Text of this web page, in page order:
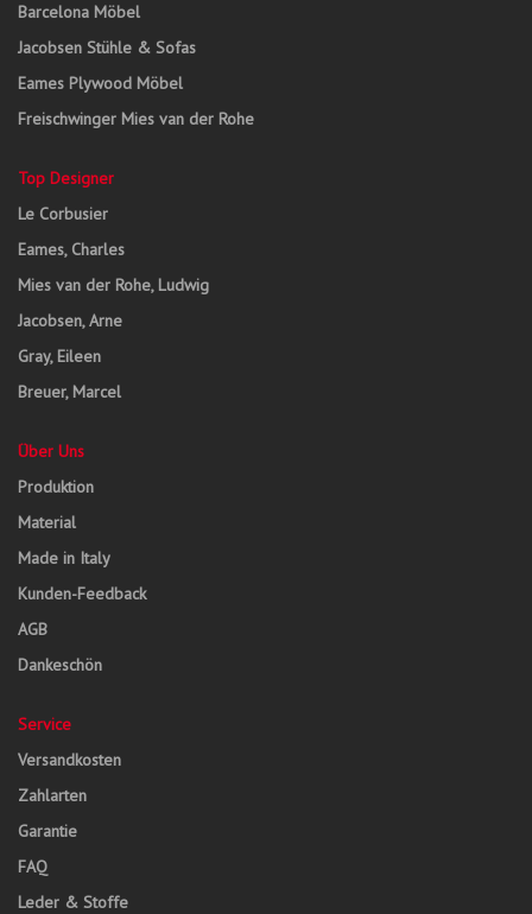
Barcelona Möbel
Jacobsen Stühle & Sofas
Eames Plywood Möbel
Freischwinger Mies van der Rohe
Top Designer
Le Corbusier
Eames, Charles
Mies van der Rohe, Ludwig
Jacobsen, Arne
Gray, Eileen
Breuer, Marcel
Über Uns
Produktion
Material
Made in Italy
Kunden-Feedback
AGB
Dankeschön
Service
Versandkosten
Zahlarten
Garantie
FAQ
Leder & Stoffe